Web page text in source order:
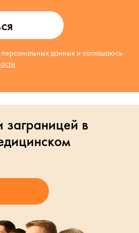
данных и соглашаюсь
заграницей в